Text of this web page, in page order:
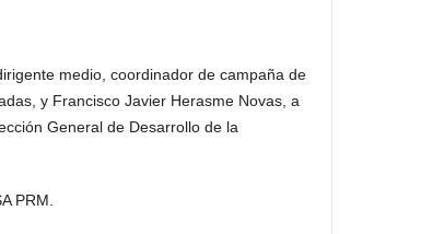
medio, coordinador de campaña de
y Francisco Javier Herasme Novas, a
General de Desarrollo de la
PRM.